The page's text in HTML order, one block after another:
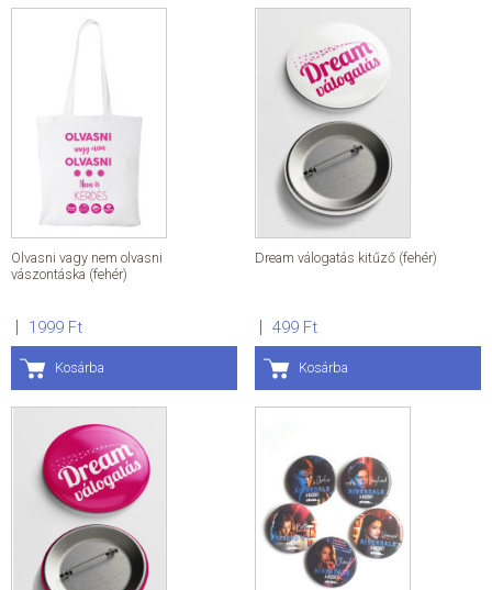
Olvasni vagy nem olvasni
vászontáska (fehér)
1999 Ft
Kosárba
Dream válogatás kitűző (fehér)
499 Ft
Kosárba